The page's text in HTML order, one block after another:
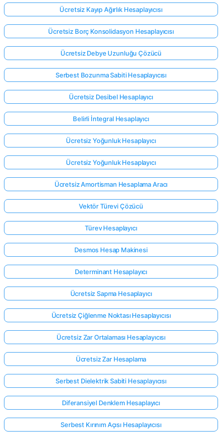
Ücretsiz Kayıp Ağırlık Hesaplayıcısı
Ücretsiz Borç Konsolidasyon Hesaplayıcısı
Ücretsiz Debye Uzunluğu Çözücü
Serbest Bozunma Sabiti Hesaplayıcısı
Ücretsiz Desibel Hesaplayıcı
Belirli İntegral Hesaplayıcı
Ücretsiz Yoğunluk Hesaplayıcı
Ücretsiz Yoğunluk Hesaplayıcı
Ücretsiz Amortisman Hesaplama Aracı
Vektör Türevi Çözücü
Türev Hesaplayıcı
Desmos Hesap Makinesi
Determinant Hesaplayıcı
Ücretsiz Sapma Hesaplayıcı
Ücretsiz Çiğlenme Noktası Hesaplayıcısı
Ücretsiz Zar Ortalaması Hesaplayıcısı
Ücretsiz Zar Hesaplama
Serbest Dielektrik Sabiti Hesaplayıcısı
Diferansiyel Denklem Hesaplayıcı
Serbest Kırınım Açısı Hesaplayıcısı